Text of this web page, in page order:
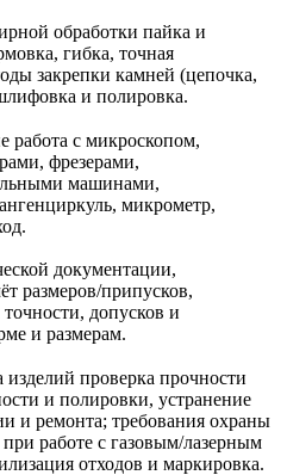
обработки пайка и
гибка, точная
закрепки камней (цепочка,
и полировка.
работа с микроскопом,
фрезерами,
машинами,
микрометр,
документации,
размеров/припусков,
допусков и
и размерам.
изделий проверка прочности
и полировки, устранение
и ремонта; требования охраны
работе с газовым/лазерным
отходов и маркировка.